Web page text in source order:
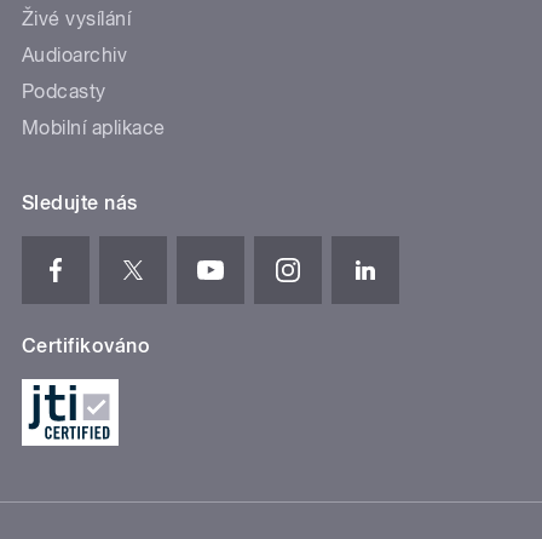
Živé vysílání
Audioarchiv
Podcasty
Mobilní aplikace
Sledujte nás
Certifikováno